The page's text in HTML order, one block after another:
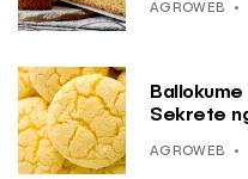
AGROWEB
Sekrete
AGROWEB